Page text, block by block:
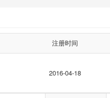
注册时间
2016-04-18